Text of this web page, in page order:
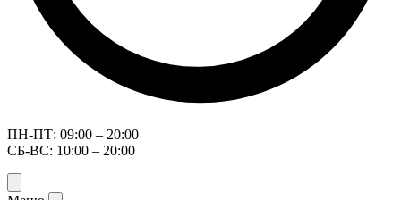
ПН-ПТ: 09:00 – 20:00
СБ-ВС: 10:00 – 20:00